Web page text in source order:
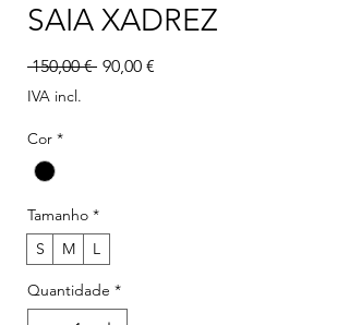
SAIA XADREZ
150,00 € Preço normal
90,00 €
IVA incl.
Cor *
Tamanho *
S
M L
Quantidade *